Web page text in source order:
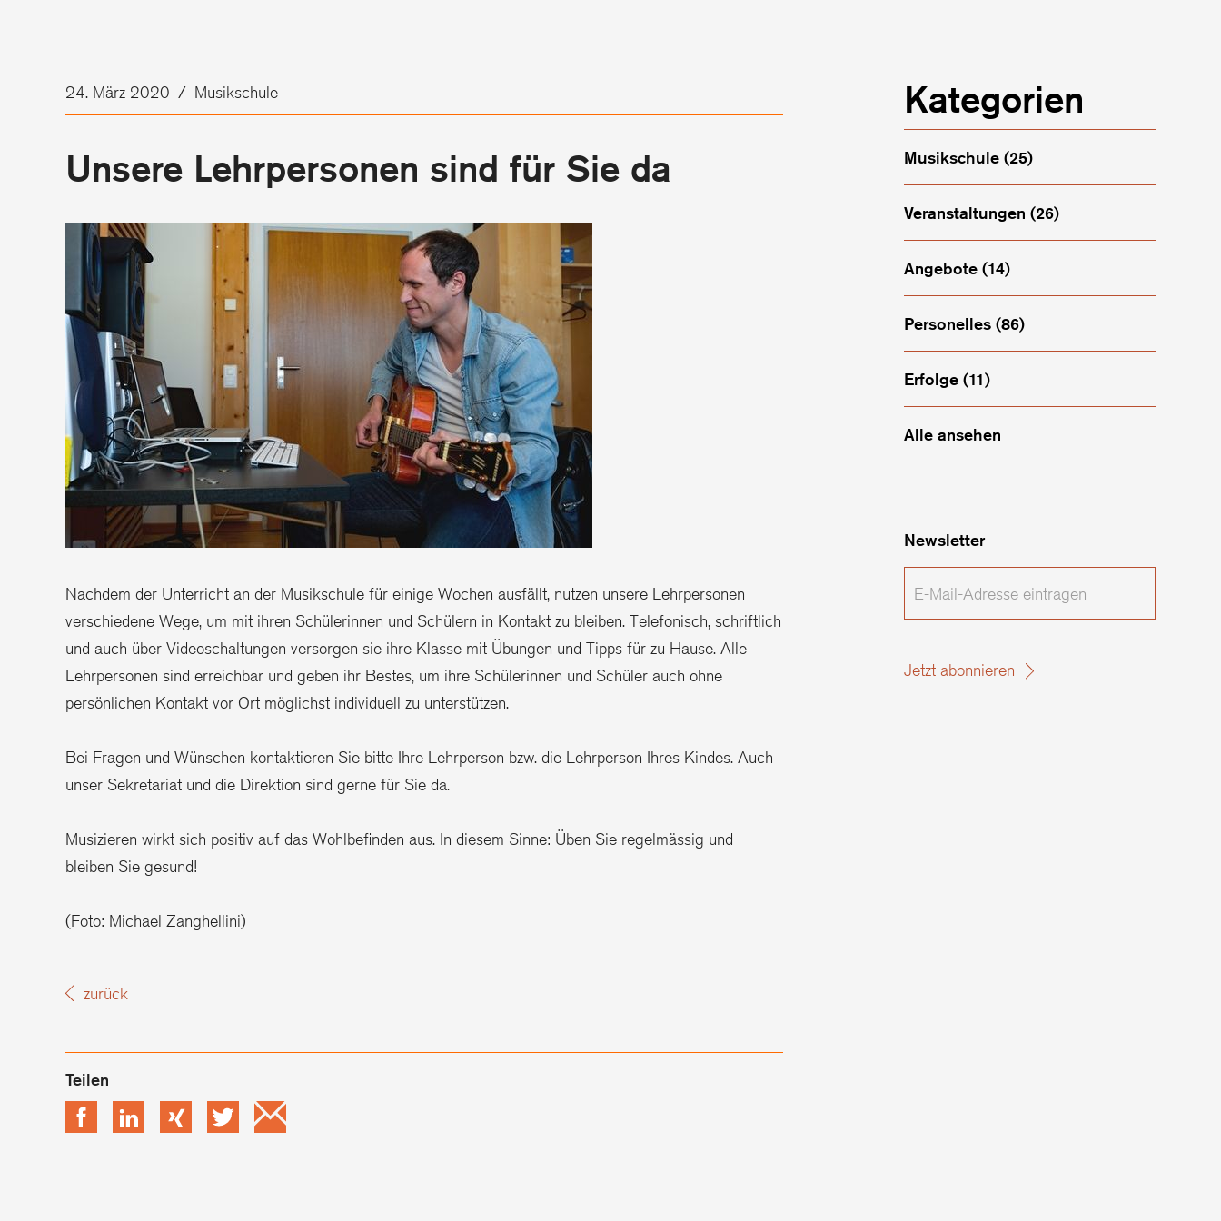
24. März 2020 / Musikschule
Unsere Lehrpersonen sind für Sie da
Nachdem der Unterricht an der Musikschule für einige Wochen ausfällt, nutzen unsere Lehrpersonen
verschiedene Wege, um mit ihren Schülerinnen und Schülern in Kontakt zu bleiben. Telefonisch, schriftlich
und auch über Videoschaltungen versorgen sie ihre Klasse mit Übungen und Tipps für zu Hause. Alle
Lehrpersonen sind erreichbar und geben ihr Bestes, um ihre Schülerinnen und Schüler auch ohne
persönlichen Kontakt vor Ort möglichst individuell zu unterstützen.
Bei Fragen und Wünschen kontaktieren Sie bitte Ihre Lehrperson bzw. die Lehrperson Ihres Kindes. Auch
unser Sekretariat und die Direktion sind gerne für Sie da.
Musizieren wirkt sich positiv auf das Wohlbefinden aus. In diesem Sinne: Üben Sie regelmässig und
bleiben Sie gesund!
(Foto: Michael Zanghellini)
zurück
FacebookLinkedIn xing Twitter
Kategorien
Musikschule (25)
Veranstaltungen (26)
Angebote (14)
Personelles (86)
Erfolge (11)
Alle ansehen
Newsletter
Mail-
Adresse
Jetzt abonnieren